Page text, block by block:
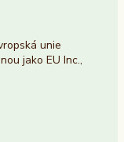
unie
jako EU Inc.,